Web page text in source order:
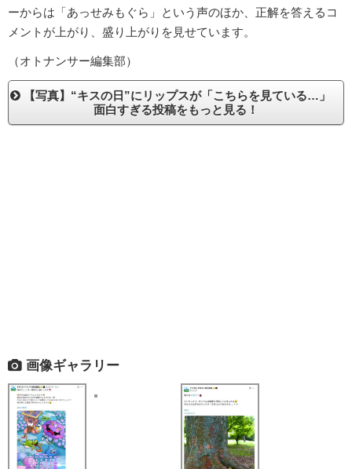
ーからは「あっせみもぐら」という声のほか、正解を答えるコ
メントが上がり、盛り上がりを見せています。
（オトナンサー編集部）
【写真】“キスの日”にリップスが「こちらを見ている…」
面白すぎる投稿をもっと見る！
画像ギャラリー